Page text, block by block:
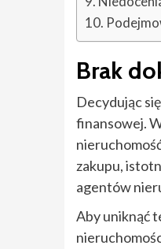
Brak
Decydując
finansowej.
zakupu,
agentów
Aby uniknąć